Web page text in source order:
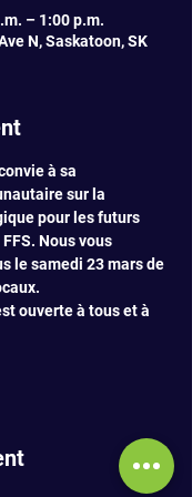
– 1:00 p.m.
N, Saskatoon, SK
à sa
sur la
pour les futurs
Nous vous
le samedi 23 mars de
ouverte à tous et à